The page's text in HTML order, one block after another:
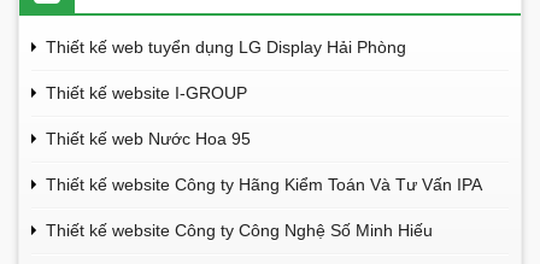
Thiết kế web tuyển dụng LG Display Hải Phòng
Thiết kế website I-GROUP
Thiết kế web Nước Hoa 95
Thiết kế website Công ty Hãng Kiểm Toán Và Tư Vấn IPA
Thiết kế website Công ty Công Nghệ Số Minh Hiếu